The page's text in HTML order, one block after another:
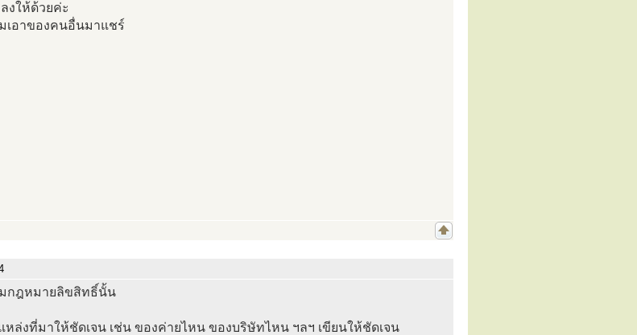
งให้ด้วยค่ะ
เอาของคนอื่นมาแชร์
มกฎหมายลิขสิทธิ์นั้น
หล่งที่มาให้ชัดเจน เช่น ของค่ายไหน ของบริษัทไหน ฯลฯ เขียนให้ชัดเจน